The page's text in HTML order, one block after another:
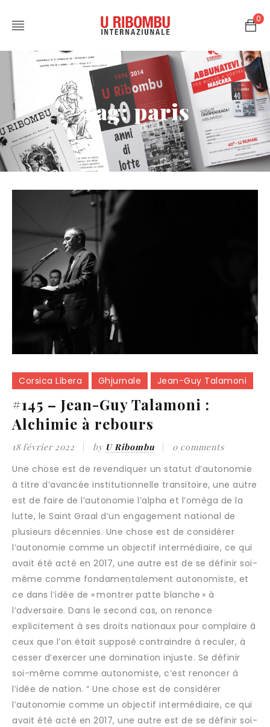
0
Tag: paris
Corsica Libera Ghjurnale Jean-Guy Talamoni
#145 – Jean-Guy Talamoni :
Alchimie à rebours
18 février 2022 by U Ribombu 0 comments
Une chose est de revendiquer un statut d’autonomie
à titre d’avancée institutionnelle transitoire, une autre
est de faire de l’autonomie l’alpha et l’oméga de la
lutte, le Saint Graal d’un engagement national de
plusieurs décennies. Une chose est de considérer
l’autonomie comme un objectif intermédiaire, ce qui
avait été acté en 2017, une autre est de se définir soi-
même comme fondamentalement autonomiste, et
ce dans l’idée de « montrer patte blanche » à
l’adversaire. Dans le second cas, on renonce
explicitement à ses droits nationaux pour complaire à
ceux que l’on était supposé contraindre à reculer, à
cesser d‘exercer une domination injuste. Se définir
soi-même comme autonomiste, c’est renoncer à
l’idée de nation. “ Une chose est de considérer
l’autonomie comme un objectif intermédiaire, ce qui
avait été acté en 2017, une autre est de se définir soi-